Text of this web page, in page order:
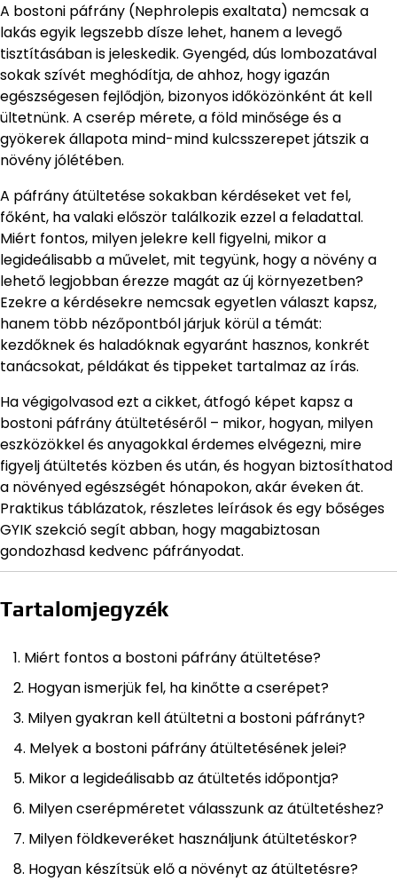
A bostoni páfrány (Nephrolepis exaltata) nemcsak a
lakás egyik legszebb dísze lehet, hanem a levegő
tisztításában is jeleskedik. Gyengéd, dús lombozatával
sokak szívét meghódítja, de ahhoz, hogy igazán
egészségesen fejlődjön, bizonyos időközönként át kell
ültetnünk. A cserép mérete, a föld minősége és a
gyökerek állapota mind-mind kulcsszerepet játszik a
növény jólétében.
A páfrány átültetése sokakban kérdéseket vet fel,
főként, ha valaki először találkozik ezzel a feladattal.
Miért fontos, milyen jelekre kell figyelni, mikor a
legideálisabb a művelet, mit tegyünk, hogy a növény a
lehető legjobban érezze magát az új környezetben?
Ezekre a kérdésekre nemcsak egyetlen választ kapsz,
hanem több nézőpontból járjuk körül a témát:
kezdőknek és haladóknak egyaránt hasznos, konkrét
tanácsokat, példákat és tippeket tartalmaz az írás.
Ha végigolvasod ezt a cikket, átfogó képet kapsz a
bostoni páfrány átültetéséről – mikor, hogyan, milyen
eszközökkel és anyagokkal érdemes elvégezni, mire
figyelj átültetés közben és után, és hogyan biztosíthatod
a növényed egészségét hónapokon, akár éveken át.
Praktikus táblázatok, részletes leírások és egy bőséges
GYIK szekció segít abban, hogy magabiztosan
gondozhasd kedvenc páfrányodat.
Tartalomjegyzék
Miért fontos a bostoni páfrány átültetése?
Hogyan ismerjük fel, ha kinőtte a cserépet?
Milyen gyakran kell átültetni a bostoni páfrányt?
Melyek a bostoni páfrány átültetésének jelei?
Mikor a legideálisabb az átültetés időpontja?
Milyen cserépméretet válasszunk az átültetéshez?
Milyen földkeveréket használjunk átültetéskor?
Hogyan készítsük elő a növényt az átültetésre?